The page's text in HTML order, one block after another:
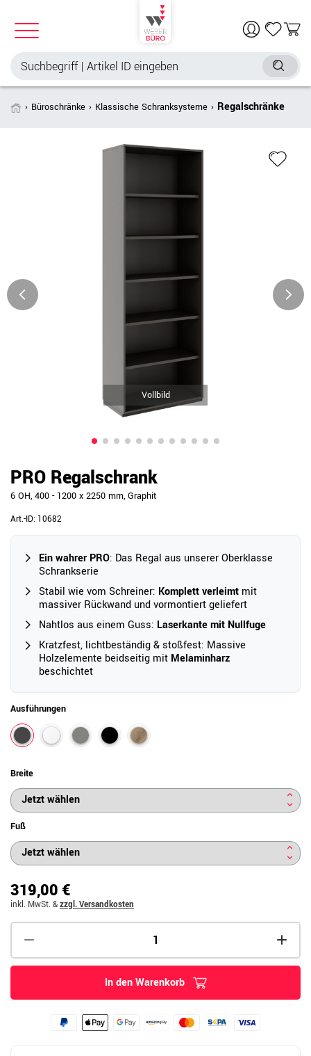
Büroschränke Klassische Schranksysteme Regalschränke
Vollbild
PRO Regalschrank
6 OH, 400 - 1200 x 2250 mm, Graphit
Art.-ID: 10682
Ein wahrer PRO: Das Regal aus unserer Oberklasse
Schrankserie
Stabil wie vom Schreiner: Komplett verleimt mit
massiver Rückwand und vormontiert geliefert
Nahtlos aus einem Guss: Laserkante mit Nullfuge
Kratzfest, lichtbeständig & stoßfest: Massive
Holzelemente beidseitig mit Melaminharz
beschichtet
Ausführungen
Breite
Fuß
319,00 €
inkl. MwSt. &zzgl. Versandkosten
In den Warenkorb